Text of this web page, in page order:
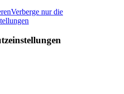
Verberge nur die